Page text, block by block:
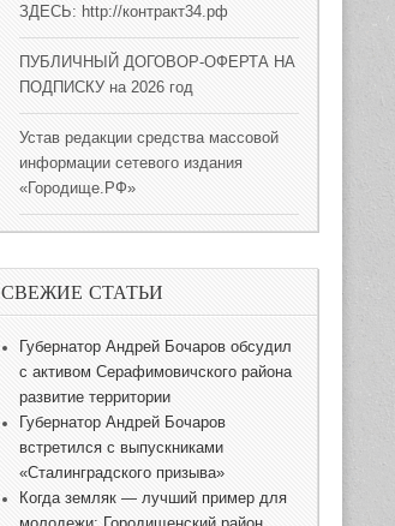
ЗДЕСЬ: http://контракт34.рф
ПУБЛИЧНЫЙ ДОГОВОР-ОФЕРТА НА
ПОДПИСКУ на 2026 год
Устав редакции средства массовой
информации сетевого издания
«Городище.РФ»
СВЕЖИЕ СТАТЬИ
Губернатор Андрей Бочаров обсудил
с активом Серафимовичского района
развитие территории
Губернатор Андрей Бочаров
встретился с выпускниками
«Сталинградского призыва»
Когда земляк — лучший пример для